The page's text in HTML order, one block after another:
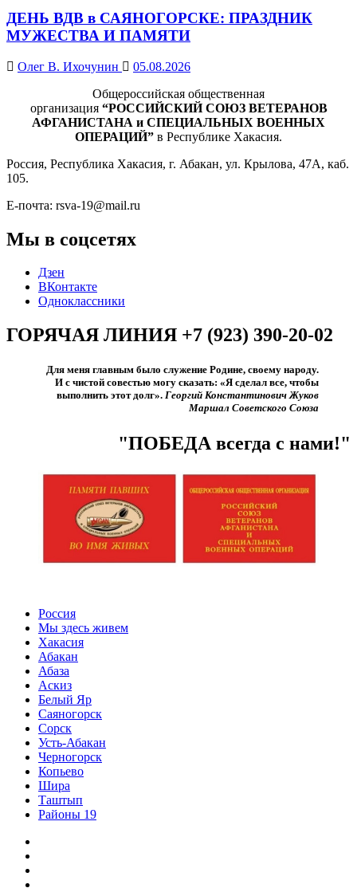
ДЕНЬ ВДВ в САЯНОГОРСКЕ: ПРАЗДНИК
МУЖЕСТВА И ПАМЯТИ
Олег В. Ихочунин
05.08.2026
Общероссийская общественная
организация “РОССИЙСКИЙ СОЮЗ ВЕТЕРАНОВ
АФГАНИСТАНА и СПЕЦИАЛЬНЫХ ВОЕННЫХ
ОПЕРАЦИЙ” в Республике Хакасия.
Россия, Республика Хакасия, г. Абакан, ул. Крылова, 47А, каб.
105.
Е-почта: rsva-19@mail.ru
Мы в соцсетях
Дзен
ВКонтакте
Одноклассники
ГОРЯЧАЯ ЛИНИЯ +7 (923) 390-20-02
Для меня главным было служение Родине, своему народу.
И с чистой совестью могу сказать: «Я сделал все, чтобы
выполнить этот долг».​ Георгий Константинович Жуков
Маршал Советского Союза
"ПОБЕДА всегда с нами!"
Россия
Мы здесь живем
Хакасия
Абакан
Абаза
Аскиз
Белый Яр
Саяногорск
Сорск
Усть-Абакан
Черногорск
Копьево
Шира
Таштып
Районы 19